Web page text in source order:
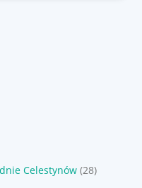
Celestynów (28)